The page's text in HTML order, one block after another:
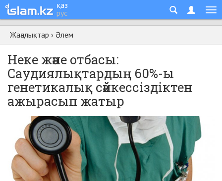
қаз
рус
Жаңалықтар › Әлем
Неке және отбасы:
Саудиялықтардың 60%-ы
генетикалық сәйкессіздіктен
ажырасып жатыр